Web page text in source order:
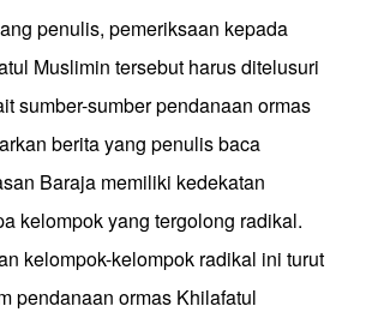
penulis, pemeriksaan kepada
Muslimin tersebut harus ditelusuri
sumber-sumber pendanaan ormas
berita yang penulis baca
Baraja memiliki kedekatan
kelompok yang tergolong radikal.
kelompok-kelompok radikal ini turut
pendanaan ormas Khilafatul